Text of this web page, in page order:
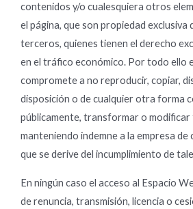
contenidos y/o cualesquiera otros
el página, que son propiedad exclusiva
terceros, quienes tienen el derecho
en el tráfico económico. Por todo ello
compromete a no reproducir, copiar,
disposición o de cualquier otra forma
públicamente, transformar o
manteniendo indemne a la empresa de
que se derive del incumplimiento de
En ningún caso el acceso al Espacio
de renuncia, transmisión, licencia o